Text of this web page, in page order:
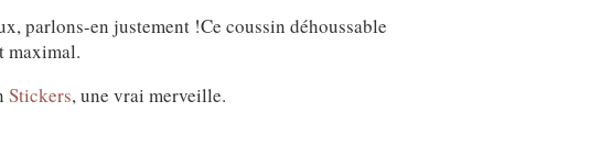
parlons-en justement !Ce coussin déhoussable
maximal.
Stickers, une vrai merveille.